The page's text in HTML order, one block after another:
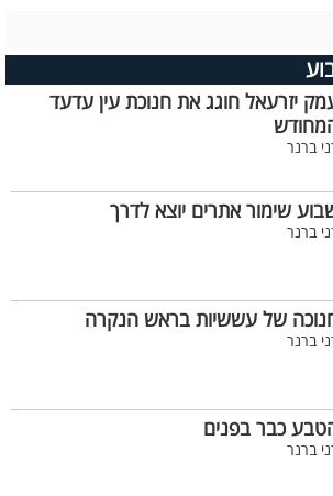
יזרעאל חוגג את חנוכת עין עדעד
ברנר
שימור אתרים יוצא לדרך
ברנר
של עששיות בראש הנקרה
ברנר
כבר בפנים
ברנר